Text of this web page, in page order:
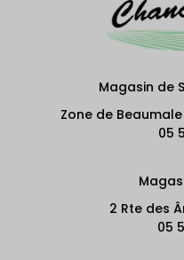
2 Rte des
05
Magasin de
Zone de
05